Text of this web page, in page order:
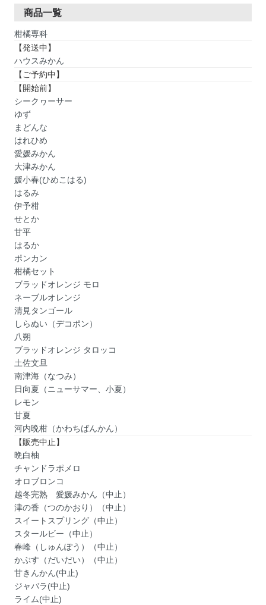
商品一覧
柑橘専科
【発送中】
ハウスみかん
【ご予約中】
【開始前】
シークヮーサー
ゆず
まどんな
はれひめ
愛媛みかん
大津みかん
媛小春(ひめこはる)
はるみ
伊予柑
せとか
甘平
はるか
ポンカン
柑橘セット
ブラッドオレンジ モロ
ネーブルオレンジ
清見タンゴール
しらぬい（デコポン）
八朔
ブラッドオレンジ タロッコ
土佐文旦
南津海（なつみ）
日向夏（ニューサマー、小夏）
レモン
甘夏
河内晩柑（かわちばんかん）
【販売中止】
晩白柚
チャンドラポメロ
オロブロンコ
越冬完熟 愛媛みかん（中止）
津の香（つのかおり）（中止）
スイートスプリング（中止）
スタールビー（中止）
春峰（しゅんぽう）（中止）
かぶす（だいだい）（中止）
甘きんかん(中止)
ジャバラ(中止)
ライム(中止)